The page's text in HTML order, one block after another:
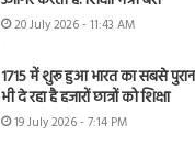
20 July 2026 - 11:43 AM
1715 में शुरू हुआ भारत का सबसे
भी दे रहा है हजारों छात्रों को शिक्षा
19 July 2026 - 7:14 PM